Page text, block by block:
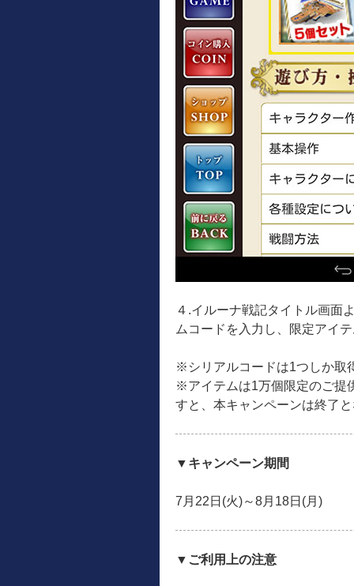
４.イルーナ戦記タイトル画面
ムコードを入力し、限定アイ
※シリアルコードは1つしか取
※アイテムは1万個限定のご提
すと、本キャンペーンは終了
▼キャンペーン期間
7月22日(火)～8月18日(月)
▼ご利用上の注意